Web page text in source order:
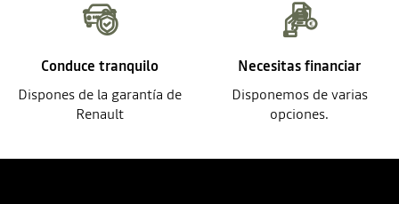
Conduce tranquilo
Dispones de la garantía de
Renault
Necesitas financiar
Disponemos de varias
opciones.